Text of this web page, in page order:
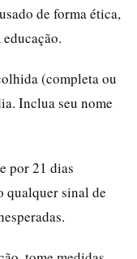
de forma ética,
(completa ou
Inclua seu nome
por 21 dias
qualquer sinal de